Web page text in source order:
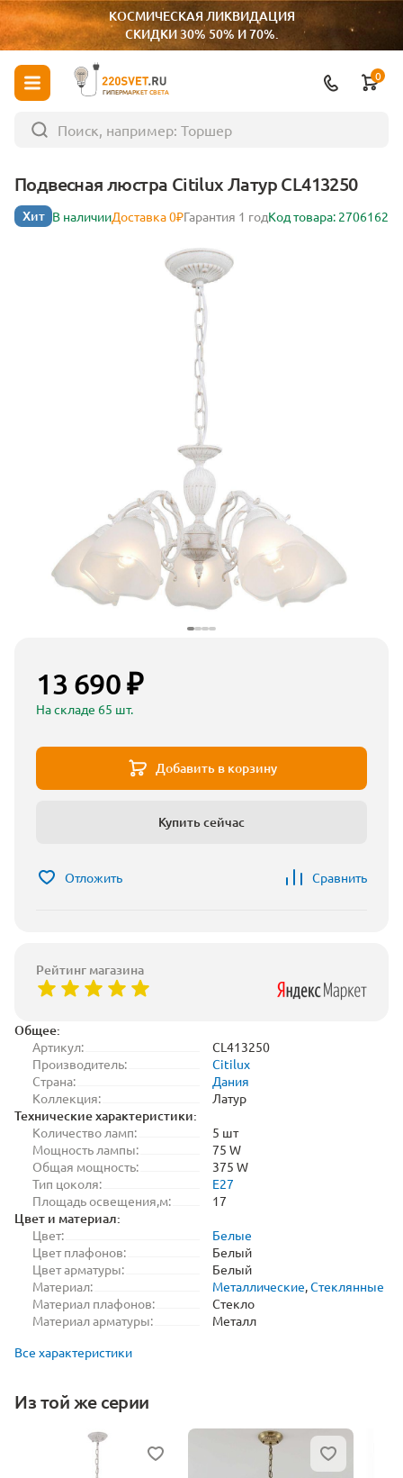
КОСМИЧЕСКАЯ ЛИКВИДАЦИЯ
СКИДКИ 30% 50% И 70%.
ГИПЕРМАРКЕТ СВЕТА
0
Подвесная люстра Citilux Латур CL413250
Хит В наличииДоставка 0₽Гарантия 1 годКод товара: 2706162
Общее:
Артикул:
CL413250
Производитель:
Citilux
Страна:
Дания
Коллекция:
Латур
Технические характеристики:
Количество ламп:
5 шт
Мощность лампы:
75 W
Общая мощность:
375 W
Тип цоколя:
E27
Площадь освещения,м:
17
Цвет и материал:
Цвет:
Белые
Цвет плафонов:
Белый
Цвет арматуры:
Белый
Материал:
Металлические,Стеклянные
Материал плафонов:
Стекло
Материал арматуры:
Металл
Все характеристики
Из той же серии
13 690 ₽
На складе 65 шт.
Добавить в корзину
Купить сейчас
Отложить Сравнить
Рейтинг магазина